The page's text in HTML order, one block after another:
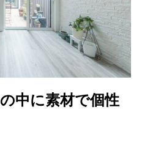
中に素材で個性